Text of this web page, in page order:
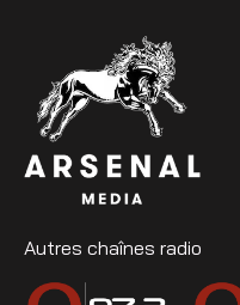
Autres chaînes radio